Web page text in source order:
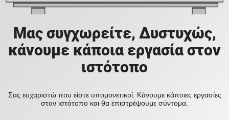
Μας συγχωρείτε, Δυστυχώς,
κάνουμε κάποια εργασία στον
ιστότοπο
Σας ευχαριστώ που είστε υπομονετικοί. Κάνουμε κάποιες εργασίες
στον ιστότοπο και θα επιστρέψουμε σύντομα.